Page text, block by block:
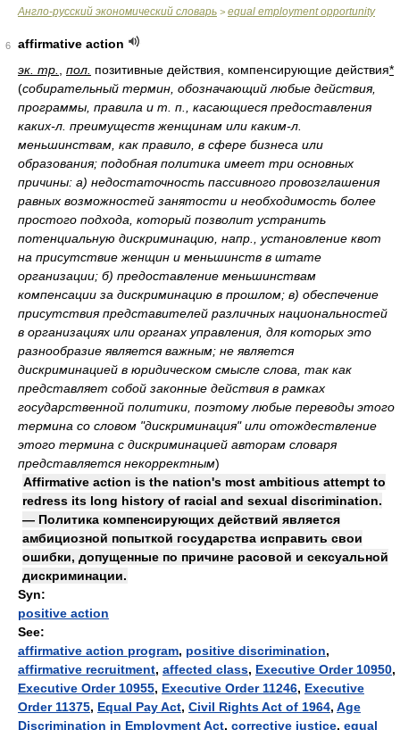
Англо-русский экономический словарь > equal employment opportunity
6
affirmative action
эк. тр.
пол. позитивные действия, компенсирующие действия*
(собирательный термин, обозначающий любые действия,
программы, правила и т. п., касающиеся предоставления
каких-л. преимуществ женщинам или каким-л.
меньшинствам, как правило, в сфере бизнеса или
образования; подобная политика имеет три основных
причины: а) недостаточность пассивного провозглашения
равных возможностей занятости и необходимость более
простого подхода, который позволит устранить
потенциальную дискриминацию, напр., установление квот
на присутствие женщин и меньшинств в штате
организации; б) предоставление меньшинствам
компенсации за дискриминацию в прошлом; в) обеспечение
присутствия представителей различных национальностей
в организациях или органах управления, для которых это
разнообразие является важным; не является
дискриминацией в юридическом смысле слова, так как
представляет собой законные действия в рамках
государственной политики, поэтому любые переводы этого
термина со словом "дискриминация" или отождествление
этого термина с дискриминацией авторам словаря
представляется некорректным)
Affirmative action is the nation's most ambitious attempt to
redress its long history of racial and sexual discrimination.
— Политика компенсирующих действий является
амбициозной попыткой государства исправить свои
ошибки, допущенные по причине расовой и сексуальной
дискриминации.
Syn:
positive action
See:
affirmative action program, positive discrimination,
affirmative recruitment, affected class, Executive Order 10950,
Executive Order 10955, Executive Order 11246, Executive
Order 11375, Equal Pay Act, Civil Rights Act of 1964, Age
Discrimination in Employment Act, corrective justice, equal